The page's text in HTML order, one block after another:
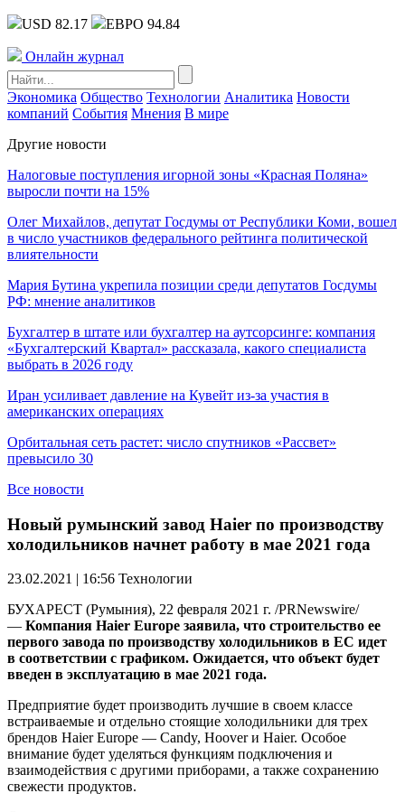
USD 82.17 ЕВРО 94.84
Онлайн журнал
Экономика Общество Технологии Аналитика Новости
компаний События Мнения В мире
Другие новости
Налоговые поступления игорной зоны «Красная Поляна»
выросли почти на 15%
Олег Михайлов, депутат Госдумы от Республики Коми, вошел
в число участников федерального рейтинга политической
влиятельности
Мария Бутина укрепила позиции среди депутатов Госдумы
РФ: мнение аналитиков
Бухгалтер в штате или бухгалтер на аутсорсинге: компания
«Бухгалтерский Квартал» рассказала, какого специалиста
выбрать в 2026 году
Иран усиливает давление на Кувейт из-за участия в
американских операциях
Орбитальная сеть растет: число спутников «Рассвет»
превысило 30
Все новости
Новый румынский завод Haier по производству
холодильников начнет работу в мае 2021 года
23.02.2021 | 16:56 Технологии
БУХАРЕСТ (Румыния), 22 февраля 2021 г. /PRNewswire/
— Компания Haier Europe заявила, что строительство ее
первого завода по производству холодильников в ЕС идет
в соответствии с графиком. Ожидается, что объект будет
введен в эксплуатацию в мае 2021 года.
Предприятие будет производить лучшие в своем классе
встраиваемые и отдельно стоящие холодильники для трех
брендов Haier Europe — Candy, Hoover и Haier. Особое
внимание будет уделяться функциям подключения и
взаимодействия с другими приборами, а также сохранению
свежести продуктов.